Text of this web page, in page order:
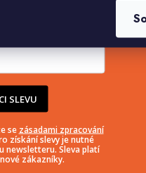
Ivana Mimrackova
SLEVU
se zásadami zpracování
získání slevy je nutné
newsletteru. Sleva platí
zákazníky.